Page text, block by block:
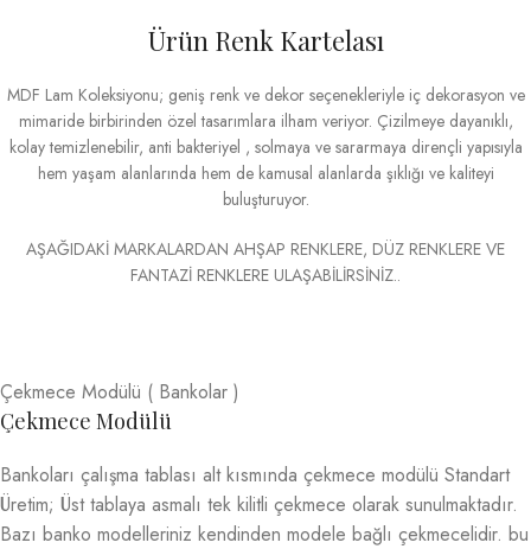
Ürün Renk Kartelası
MDF Lam Koleksiyonu; geniş renk ve dekor seçenekleriyle iç dekorasyon ve
mimaride birbirinden özel tasarımlara ilham veriyor. Çizilmeye dayanıklı,
kolay temizlenebilir, anti bakteriyel , solmaya ve sararmaya dirençli yapısıyla
hem yaşam alanlarında hem de kamusal alanlarda şıklığı ve kaliteyi
buluşturuyor.
AŞAĞIDAKİ MARKALARDAN AHŞAP RENKLERE, DÜZ RENKLERE VE
FANTAZİ RENKLERE ULAŞABİLİRSİNİZ..
Çekmece Modülü ( Bankolar )
Çekmece Modülü
Bankoları çalışma tablası alt kısmında çekmece modülü Standart
Üretim; Üst tablaya asmalı tek kilitli çekmece olarak sunulmaktadır.
Bazı banko modelleriniz kendinden modele bağlı çekmecelidir. bu